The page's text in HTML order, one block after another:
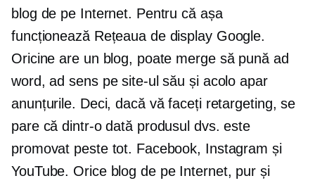
blog de pe Internet. Pentru că așa
funcționează Rețeaua de display Google.
Oricine are un blog, poate merge să pună ad
word, ad sens pe site-ul său și acolo apar
anunțurile. Deci, dacă vă faceți retargeting, se
pare că dintr-o dată produsul dvs. este
promovat peste tot. Facebook, Instagram și
YouTube. Orice blog de pe Internet, pur și